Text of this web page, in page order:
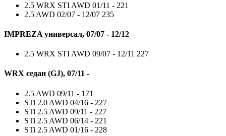
2.5 WRX STI AWD 01/11 - 221
2.5 AWD 02/07 - 12/07 235
IMPREZA универсал, 07/07 - 12/12
2.5 WRX STI AWD 09/07 - 12/11 227
WRX седан (GJ), 07/11 -
2.5 AWD 09/11 - 171
STi 2.0 AWD 04/16 - 227
STi 2.5 AWD 09/11 - 227
STi 2.5 AWD 06/14 - 221
STi 2.5 AWD 01/16 - 228